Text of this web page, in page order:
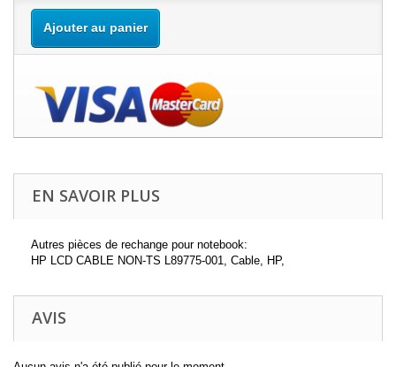
Ajouter au panier
EN SAVOIR PLUS
Autres pièces de rechange pour notebook:
HP LCD CABLE NON-TS L89775-001, Cable, HP,
AVIS